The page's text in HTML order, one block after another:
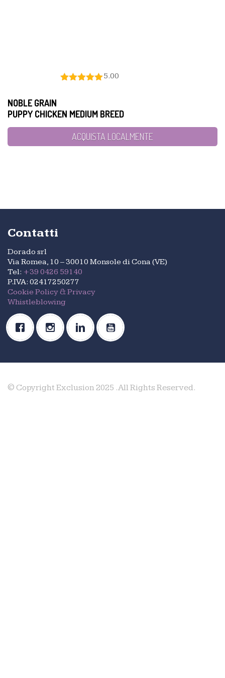
5.00
NOBLE GRAIN
PUPPY CHICKEN MEDIUM BREED
ACQUISTA LOCALMENTE
Contatti
Dorado srl
Via Romea, 10 – 30010 Monsole di Cona (VE)
Tel: +39 0426 59140
P.IVA: 02417250277
Cookie Policy & Privacy
Whistleblowing
© Copyright Exclusion 2025 .All Rights Reserved.